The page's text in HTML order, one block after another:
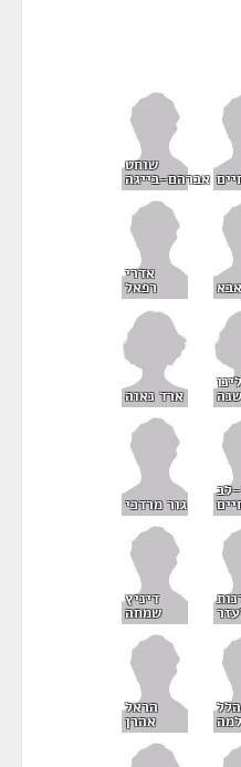
שוחט
אברהם-בייגה
אדרי
רפאל
ארד נאוה
לב
גור מרדכי
דיניץ
שמחה
הלל הראל
אהרן